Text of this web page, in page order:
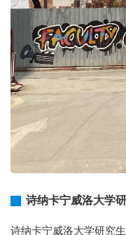
诗纳卡宁威洛大学
诗纳卡宁威洛大学研究